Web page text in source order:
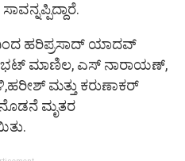
ಹರಿಪ್ರಸಾದ್ ಯಾದವ್
ಭಟ್ ಮಾಣಿಲ, ಎಸ್ ನಾರಾಯಣ್,
ಮತ್ತು ಕರುಣಾಕರ್
ಮೃತರ